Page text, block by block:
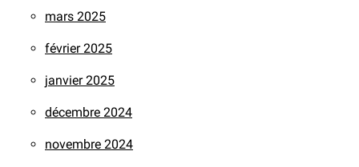
mars 2025
février 2025
janvier 2025
décembre 2024
novembre 2024